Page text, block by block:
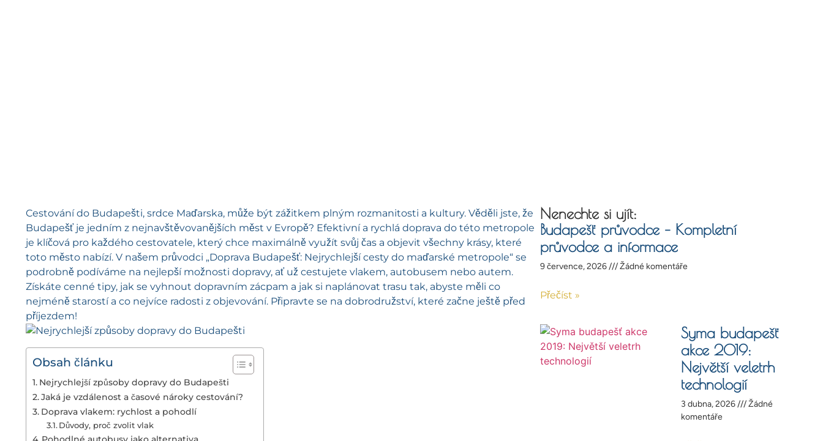
Cestování do Budapešti, srdce Maďarska, může být zážitkem plným rozmanitosti a kultury. Věděli jste, že
Budapešť je jedním z nejnavštěvovanějších měst v Evropě? Efektivní a rychlá doprava do této metropole
je klíčová pro každého cestovatele, který chce maximálně využít svůj čas a objevit všechny krásy, které
toto město nabízí. V našem průvodci „Doprava Budapešť: Nejrychlejší cesty do maďarské metropole“ se
podrobně podíváme na nejlepší možnosti dopravy, ať už cestujete vlakem, autobusem nebo autem.
Získáte cenné tipy, jak se vyhnout dopravním zácpam a jak si naplánovat trasu tak, abyste měli co
nejméně starostí a co nejvíce radosti z objevování. Připravte se na dobrodružství, které začne ještě před
příjezdem!
Obsah článku
Nejrychlejší způsoby dopravy do Budapešti
Jaká je vzdálenost a časové nároky cestování?
Doprava vlakem: rychlost a pohodlí
Důvody, proč zvolit vlak
Nenechte si ujít:
Budapešť průvodce – Kompletní
průvodce a informace
9 července, 2026 Žádné komentáře
Přečíst »
Syma budapešť
akce 2019:
Největší veletrh
technologií
3 dubna, 2026
Žádné
komentáře